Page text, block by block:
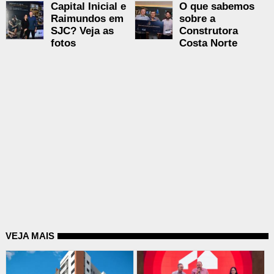
Capital Inicial e
Raimundos em
SJC? Veja as
fotos
O que sabemos
sobre a
Construtora
Costa Norte
VEJA MAIS